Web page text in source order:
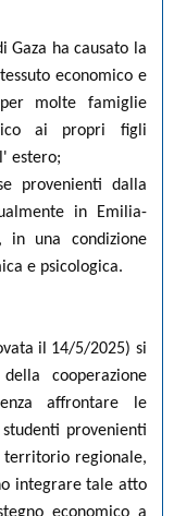
Gaza ha causato la
economico e
molte famiglie
ai propri figli
estero;
provenienti dalla
in Emilia-
in una condizione
e psicologica.
il 14/5/2025) si
cooperazione
affrontare le
provenienti
territorio regionale,
integrare tale atto